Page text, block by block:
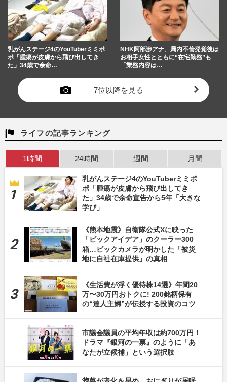
乳がんステージ4のYouTuberミミポ
ポ「腫瘍が皮膚から飛び出してき
た」34歳で余命…
NHK阿部渉アナ、局内不倫発覚後は
お相手女性とともに“在宅勤務”も
「業務内容は…
7位以降を見る
ライフの記事ランキング
1時間 24時間 週間 月間
乳がんステージ4のYouTuberミミポ
ポ「腫瘍が皮膚から飛び出してき
た」34歳で余命宣告から5年「大きな
学び」
《熊本地震》自衛隊公式Xに映った
「ビックアイデア」のクーラー300
箱…ビックカメラが明かした「被災
地に自社在庫提供」の真相
《生活費が浮く優待株14選》年間20
万〜30万円おトクに! 200銘柄保有
の“達人主婦”が伝授する投資のコツ
市議会議員の平均年収は約700万円！
ドラマ『銀河の一票』のように「あ
なたが立候補」という選択肢